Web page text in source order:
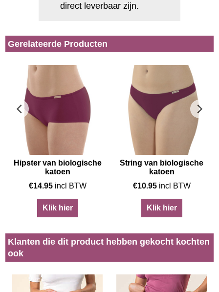
direct leverbaar zijn.
Gerelateerde Producten
Hipster van biologische
katoen
€14.95 incl BTW
Klik hier
String van biologische
katoen
€10.95 incl BTW
Klik hier
Klanten die dit product hebben gekocht kochten
ook